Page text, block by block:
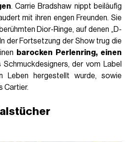
. Carrie Bradshaw nippt beiläufig
mit ihren engen Freunden. Sie
Dior-Ringe, auf denen „D-
der Fortsetzung der Show trug die
barocken Perlenring, einen
der vom Label
Leben hergestellt wurde, sowie
Cartier.